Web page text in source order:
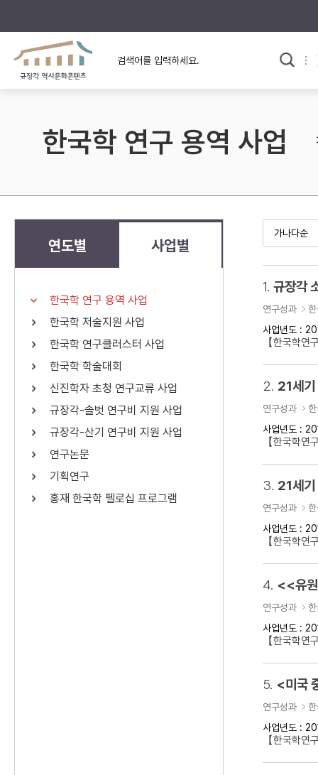
규장각의 어제와 오늘
규장각 소개영상
사료와 문학으로 본
고대
고려
조선 후기
근대
검색 연산자 사용안내
연산자
AND
OR 정조 OR 정약용 “정조” 또는 “
료를 검색
한국학 연구 용역 사업
연도별 사업별
한국학 연구 용역 사업
한국학 저술지원 사업
한국학 연구클러스터 사업
한국학 학술대회
신진학자 초청 연구교류 사업
규장각-솔벗 연구비 지원 사업
규장각-산기 연구비 지원 사업
연구논문
기획연구
홍재 한국학 펠로십 프로그램
1. 규장각
연구성과
사업년도 :
【한국
2. 21세기
연구성과
사업년도 :
【한국학
3. 21세
연구성과
사업년도 :
【한국학
4. <<유
연구성과
사업년도 :
【한국학
5. <미국
연구성과
사업년도 :
【한국